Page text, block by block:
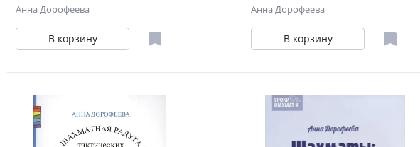
Анна Дорофеева
В корзину
Анна Дорофеева
В корзину